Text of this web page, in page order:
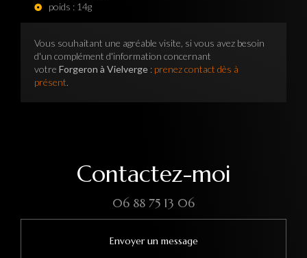
poids : 14g
Vous souhaitant une agréable visite, si vous avez besoin
d'un complément d'information concernant
votre Forgeron à Vielverge : prenez contact dès à
présent.
Contactez-moi
06 88 75 13 06
Envoyer un message